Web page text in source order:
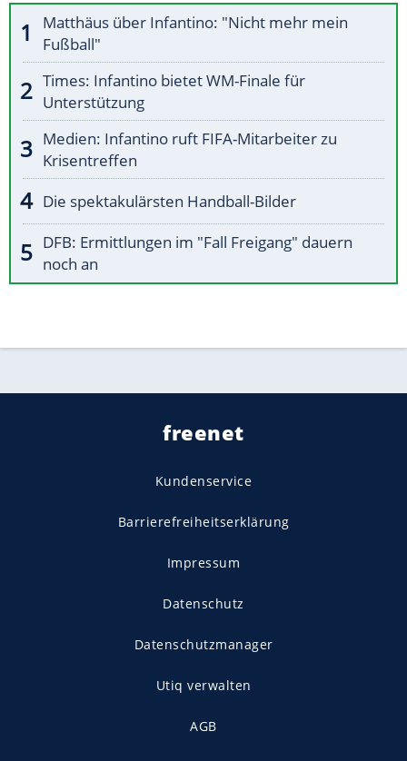
Matthäus über Infantino: "Nicht mehr mein
Fußball"
Times: Infantino bietet WM-Finale für
Unterstützung
Medien: Infantino ruft FIFA-Mitarbeiter zu
Krisentreffen
Die spektakulärsten Handball-Bilder
DFB: Ermittlungen im "Fall Freigang" dauern
noch an
freenet
Kundenservice
Barrierefreiheitserklärung
Impressum
Datenschutz
Datenschutzmanager
Utiq verwalten
AGB